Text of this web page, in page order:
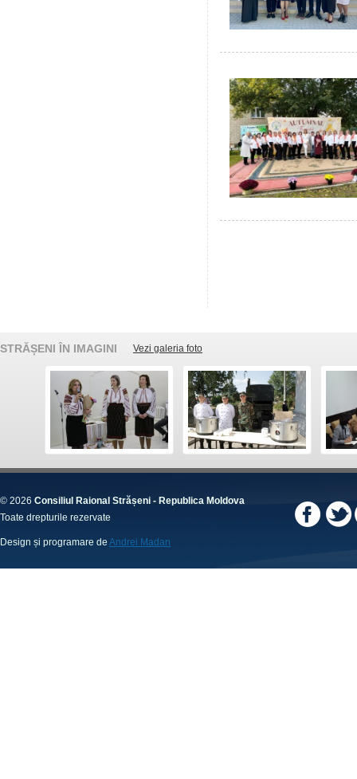
STRĂȘENI ÎN IMAGINI Vezi galeria foto
© 2026 Consiliul Raional Strășeni - Republica Moldova
Toate drepturile rezervate
Design și programare de Andrei Madan